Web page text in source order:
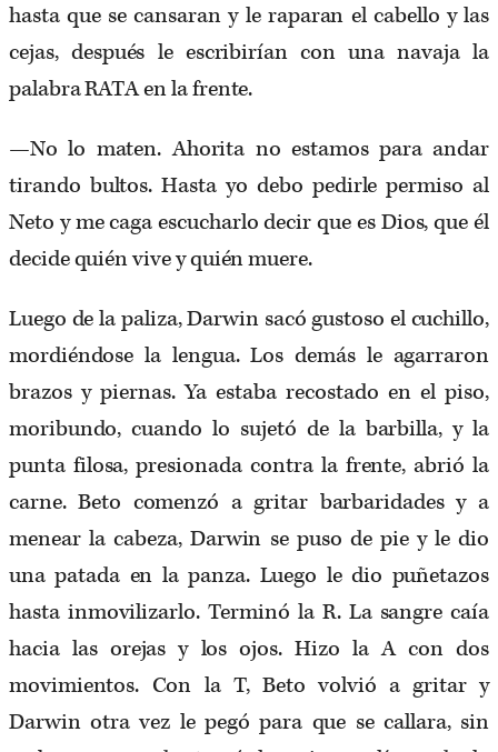
hasta que se cansaran y le raparan el cabello y las
cejas, después le escribirían con una navaja la
palabra RATA en la frente.
—No lo maten. Ahorita no estamos para andar
tirando bultos. Hasta yo debo pedirle permiso al
Neto y me caga escucharlo decir que es Dios, que él
decide quién vive y quién muere.
Luego de la paliza, Darwin sacó gustoso el cuchillo,
mordiéndose la lengua. Los demás le agarraron
brazos y piernas. Ya estaba recostado en el piso,
moribundo, cuando lo sujetó de la barbilla, y la
punta filosa, presionada contra la frente, abrió la
carne. Beto comenzó a gritar barbaridades y a
menear la cabeza, Darwin se puso de pie y le dio
una patada en la panza. Luego le dio puñetazos
hasta inmovilizarlo. Terminó la R. La sangre caía
hacia las orejas y los ojos. Hizo la A con dos
movimientos. Con la T, Beto volvió a gritar y
Darwin otra vez le pegó para que se callara, sin